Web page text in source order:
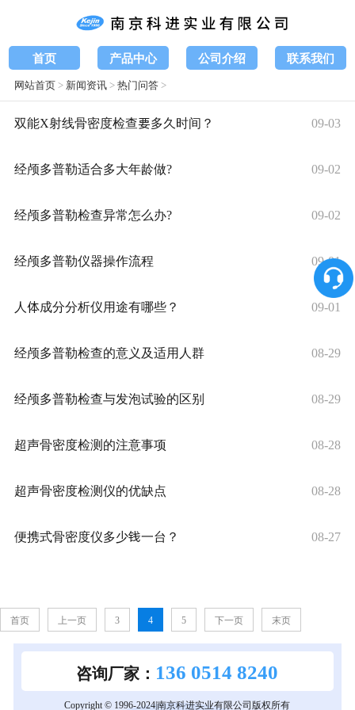
首页 产品中心 公司介绍 联系我们
网站首页> 新闻资讯>热门问答>
双能X射线骨密度检查要多久时间？ 09-03
经颅多普勒适合多大年龄做? 09-02
经颅多普勒检查异常怎么办? 09-02
经颅多普勒仪器操作流程 09-01
人体成分分析仪用途有哪些？ 09-01
经颅多普勒检查的意义及适用人群 08-29
经颅多普勒检查与发泡试验的区别 08-29
超声骨密度检测的注意事项 08-28
超声骨密度检测仪的优缺点 08-28
便携式骨密度仪多少钱一台？ 08-27
首页 上一页 3 4 5 下一页 末页
咨询厂家： 136 0514 8240
Copyright © 1996-2024|南京科进实业有限公司版权所有